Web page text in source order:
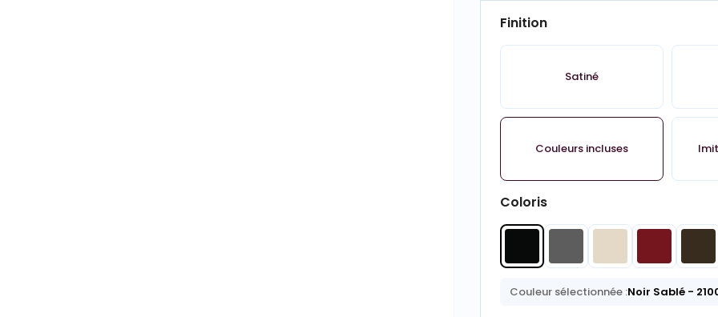
Finition
Satiné
Couleurs incluses
Coloris
Couleur sélectionnée :Noir Sablé-